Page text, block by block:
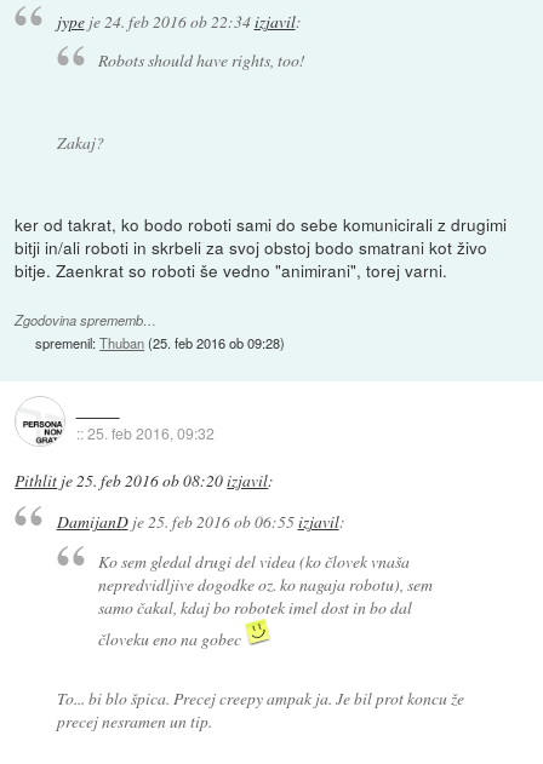
jypeje 24. feb 2016 ob 22:34izjavil:
Robots should have rights, too!
Zakaj?
ker od takrat, ko bodo roboti sami do sebe komunicirali z drugimi
bitji in/ali roboti in skrbeli za svoj obstoj bodo smatrani kot živo
bitje. Zaenkrat so roboti še vedno "animirani", torej varni.
Zgodovina sprememb…
spremenil:Thuban(25. feb 2016 ob 09:28)
::25. feb 2016, 09:32
Pithlit je25. feb 2016 ob 08:20izjavil:
DamijanDje25. feb 2016 ob 06:55izjavil:
Ko sem gledal drugi del videa (ko človek vnaša
nepredvidljive dogodke oz. ko nagaja robotu), sem
samo čakal, kdaj bo robotek imel dost in bo dal
človeku eno na gobec
To... bi blo špica. Precej creepy ampak ja. Je bil prot koncu že
precej nesramen un tip.